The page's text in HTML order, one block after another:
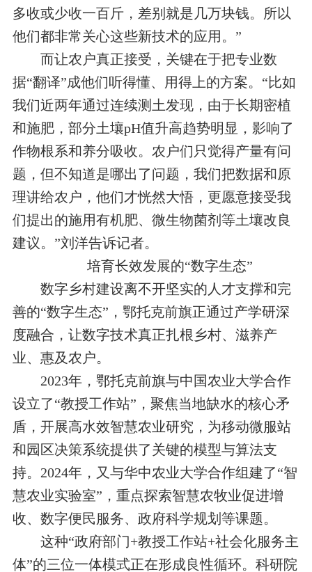
多收或少收一百斤，差别就是几万块钱。所以
他们都非常关心这些新技术的应用。”
而让农户真正接受，关键在于把专业数
据“翻译”成他们听得懂、用得上的方案。“比如
我们近两年通过连续测土发现，由于长期密植
和施肥，部分土壤pH值升高趋势明显，影响了
作物根系和养分吸收。农户们只觉得产量有问
题，但不知道是哪出了问题，我们把数据和原
理讲给农户，他们才恍然大悟，更愿意接受我
们提出的施用有机肥、微生物菌剂等土壤改良
建议。”刘洋告诉记者。
培育长效发展的“数字生态”
数字乡村建设离不开坚实的人才支撑和完
善的“数字生态”，鄂托克前旗正通过产学研深
度融合，让数字技术真正扎根乡村、滋养产
业、惠及农户。
2023年，鄂托克前旗与中国农业大学合作
设立了“教授工作站”，聚焦当地缺水的核心矛
盾，开展高水效智慧农业研究，为移动微服站
和园区决策系统提供了关键的模型与算法支
持。2024年，又与华中农业大学合作组建了“智
慧农业实验室”，重点探索智慧农牧业促进增
收、数字便民服务、政府科学规划等课题。
这种“政府部门+教授工作站+社会化服务主
体”的三位一体模式正在形成良性循环。科研院